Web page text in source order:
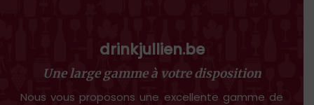
drinkjullien.be
Une large gamme à votre disposition
Nous vous proposons une excellente gamme de